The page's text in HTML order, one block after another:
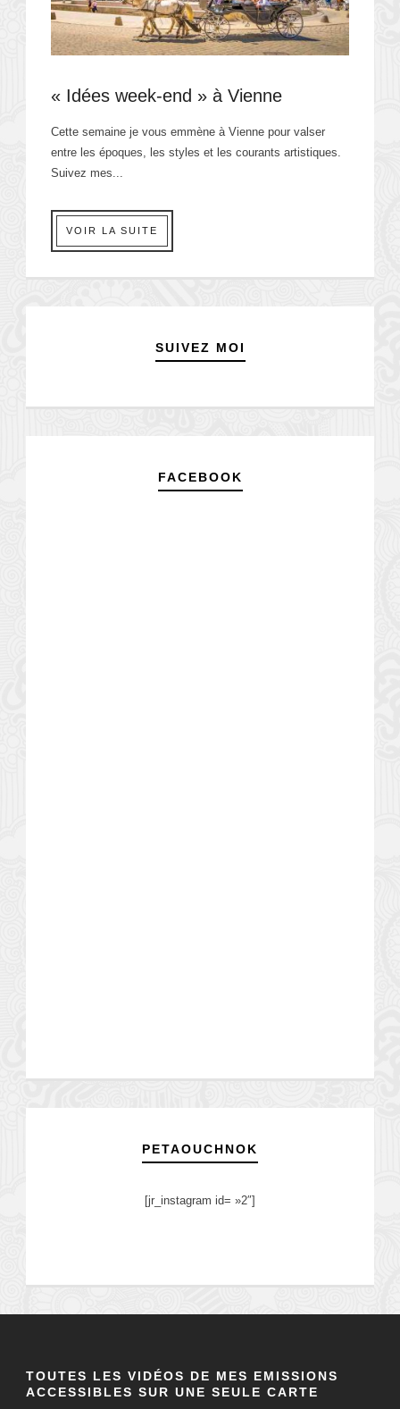
« Idées week-end » à Vienne
Cette semaine je vous emmène à Vienne pour valser
entre les époques, les styles et les courants artistiques.
Suivez mes...
VOIR LA SUITE
SUIVEZ MOI
FACEBOOK
PETAOUCHNOK
[jr_instagram id= »2″]
TOUTES LES VIDÉOS DE MES EMISSIONS
ACCESSIBLES SUR UNE SEULE CARTE